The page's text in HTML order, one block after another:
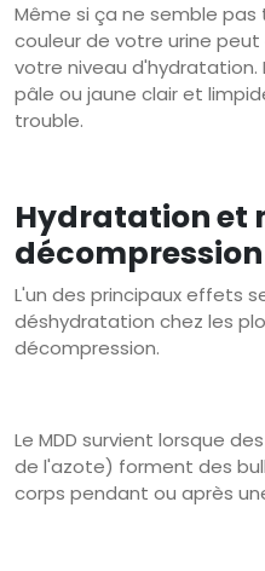
Même si ça ne semble
couleur de votre urine
votre niveau d'hydratation.
pâle ou jaune clair et
trouble.
Hydratation et
L'un des principaux effets
déshydratation chez les
décompression.
Le MDD survient lorsque
de l'azote) forment des
corps pendant ou après